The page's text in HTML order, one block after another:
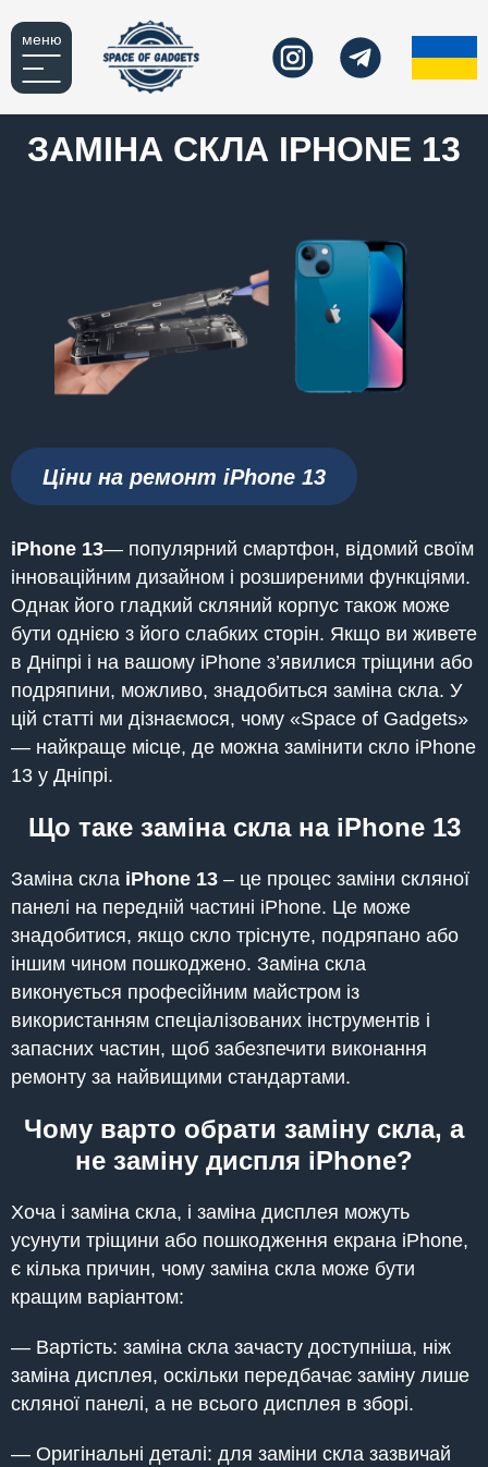
меню
ЗАМІНА СКЛА IPHONE 13
Ціни на ремонт iPhone 13
iPhone 13— популярний смартфон, відомий своїм
інноваційним дизайном і розширеними функціями.
Однак його гладкий скляний корпус також може
бути однією з його слабких сторін. Якщо ви живете
в Дніпрі і на вашому iPhone з’явилися тріщини або
подряпини, можливо, знадобиться заміна скла. У
цій статті ми дізнаємося, чому «Space of Gadgets»
— найкраще місце, де можна замінити скло iPhone
13 у Дніпрі.
Що таке заміна скла на iPhone 13
Заміна скла iPhone 13 – це процес заміни скляної
панелі на передній частині iPhone. Це може
знадобитися, якщо скло тріснуте, подряпано або
іншим чином пошкоджено. Заміна скла
виконується професійним майстром із
використанням спеціалізованих інструментів і
запасних частин, щоб забезпечити виконання
ремонту за найвищими стандартами.
Чому варто обрати заміну скла, а
не заміну диспля iPhone?
Хоча і заміна скла, і заміна дисплея можуть
усунути тріщини або пошкодження екрана iPhone,
є кілька причин, чому заміна скла може бути
кращим варіантом:
— Вартість: заміна скла зачасту доступніша, ніж
заміна дисплея, оскільки передбачає заміну лише
скляної панелі, а не всього дисплея в зборі.
— Оригінальні деталі: для заміни скла зазвичай